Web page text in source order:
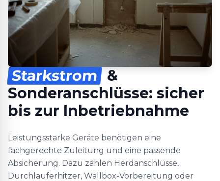
Starkstrom &
Sonderanschlüsse: sicher
bis zur Inbetriebnahme
Leistungsstarke Geräte benötigen eine
fachgerechte Zuleitung und eine passende
Absicherung. Dazu zählen Herdanschlüsse,
Durchlauferhitzer, Wallbox-Vorbereitung oder